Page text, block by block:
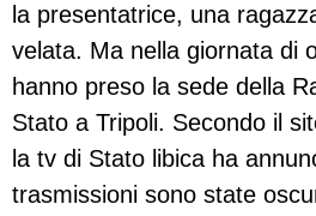
la presentatrice, una
velata. Ma nella giornata di
hanno preso la sede della
Stato a Tripoli. Secondo il
la tv di Stato libica ha
trasmissioni sono state